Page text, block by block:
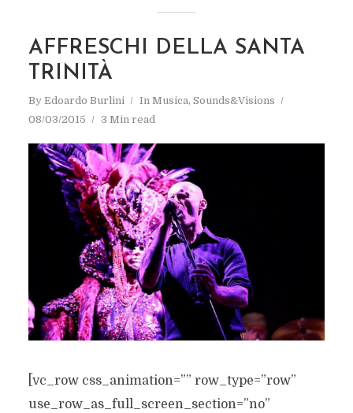
AFFRESCHI DELLA SANTA
TRINITÀ
By Edoardo Burlini In Musica, Sounds&Visions
08/03/2015
3 Min read
[vc_row css_animation=”” row_type=”row”
use_row_as_full_screen_section=”no”